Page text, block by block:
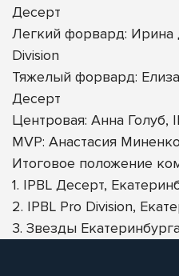
Десерт
Легкий форвард: Ирина
Division
Тяжелый форвард:
Десерт
Центровая: Анна Голуб,
MVP: Анастасия
Итоговое положение
1. IPBL Десерт,
2. IPBL Pro Division,
3. Звезды